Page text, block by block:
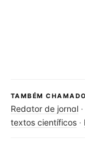
TAMBÉM
Redator de jornal ·
textos científicos ·